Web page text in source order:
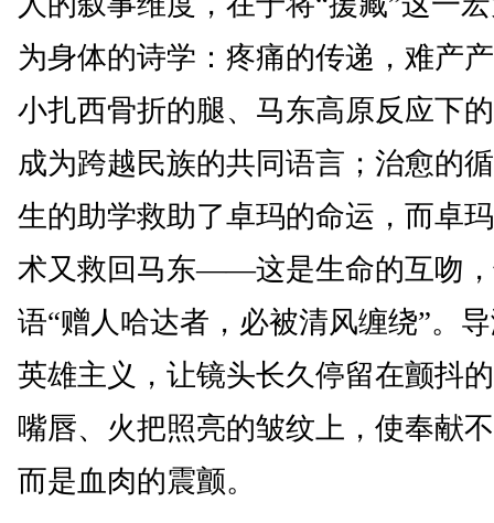
为身体的诗学：疼痛的传递，难产
小扎西骨折的腿、马东高原反应下
成为跨越民族的共同语言；治愈的
生的助学救助了卓玛的命运，而卓
术又救回马东——这是生命的互吻
语“赠人哈达者，必被清风缠绕”。
英雄主义，让镜头长久停留在颤抖
嘴唇、火把照亮的皱纹上，使奉献
而是血肉的震颤。